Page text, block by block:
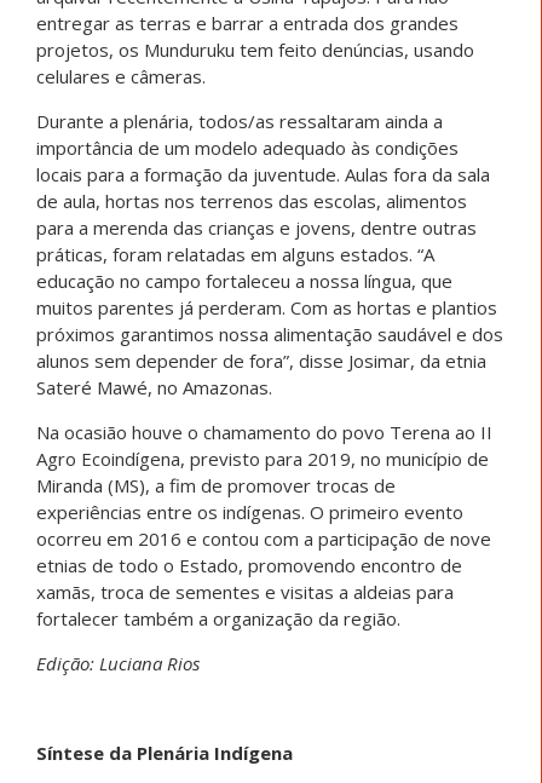
entregar as terras e barrar a entrada dos grandes
projetos, os Munduruku tem feito denúncias, usando
celulares e câmeras.
Durante a plenária, todos/as ressaltaram ainda a
importância de um modelo adequado às condições
locais para a formação da juventude. Aulas fora da sala
de aula, hortas nos terrenos das escolas, alimentos
para a merenda das crianças e jovens, dentre outras
práticas, foram relatadas em alguns estados. “A
educação no campo fortaleceu a nossa língua, que
muitos parentes já perderam. Com as hortas e plantios
próximos garantimos nossa alimentação saudável e dos
alunos sem depender de fora”, disse Josimar, da etnia
Sateré Mawé, no Amazonas.
Na ocasião houve o chamamento do povo Terena ao II
Agro Ecoindígena, previsto para 2019, no município de
Miranda (MS), a fim de promover trocas de
experiências entre os indígenas. O primeiro evento
ocorreu em 2016 e contou com a participação de nove
etnias de todo o Estado, promovendo encontro de
xamãs, troca de sementes e visitas a aldeias para
fortalecer também a organização da região.
Edição: Luciana Rios
Síntese da Plenária Indígena